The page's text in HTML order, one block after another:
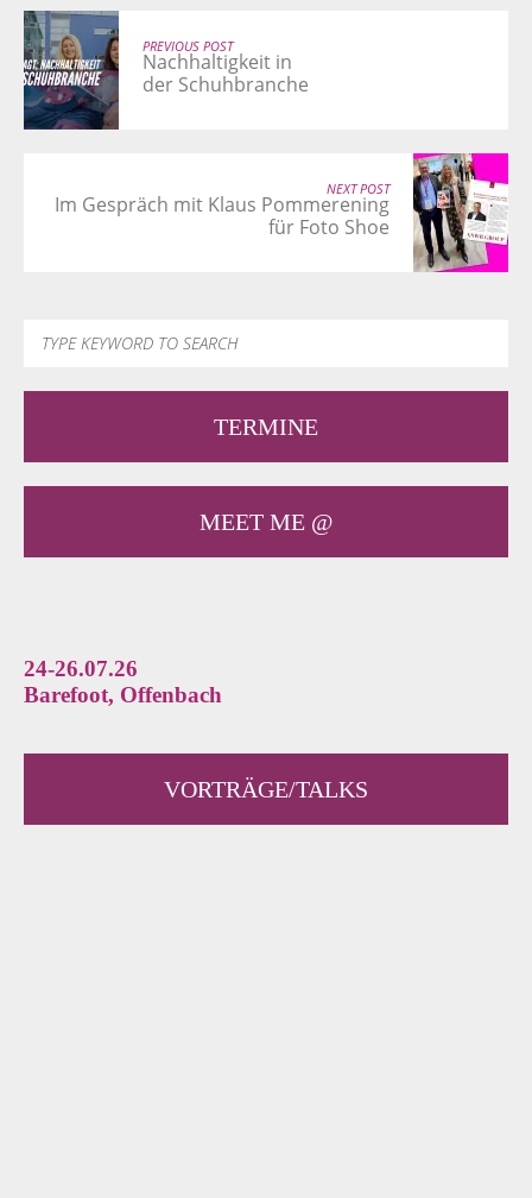
PREVIOUS POST
Nachhaltigkeit in
der Schuhbranche
NEXT POST
Im Gespräch mit Klaus Pommerening
für Foto Shoe
TERMINE
MEET ME @
24-26.07.26
Barefoot, Offenbach
VORTRÄGE/TALKS